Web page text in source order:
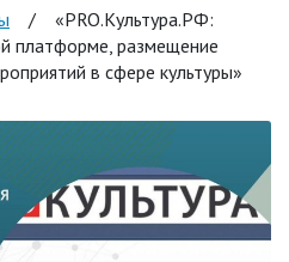
/
«PRO.Культура.РФ:
платформе, размещение
в сфере культуры»